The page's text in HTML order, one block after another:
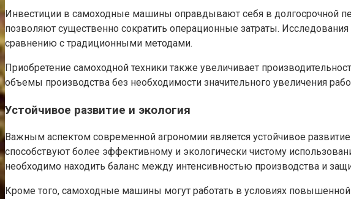
Инвестиции в самоходные машины оправдывают себя в долгосрочной
позволяют существенно сократить операционные затраты.
сравнению с традиционными методами.
Приобретение самоходной техники также увеличивает
объемы производства без необходимости значительного увеличения
Устойчивое развитие и экология
Важным аспектом современной агрономии является устойчивое
способствуют более эффективному и экологически чистому
необходимо находить баланс между интенсивностью производства и
Кроме того, самоходные машины могут работать в условиях